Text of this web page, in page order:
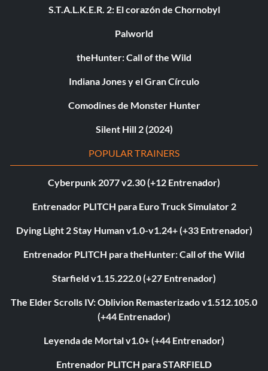
S.T.A.L.K.E.R. 2: El corazón de Chornobyl
Palworld
theHunter: Call of the Wild
Indiana Jones y el Gran Círculo
Comodines de Monster Hunter
Silent Hill 2 (2024)
POPULAR TRAINERS
Cyberpunk 2077 v2.30 (+12 Entrenador)
Entrenador PLITCH para Euro Truck Simulator 2
Dying Light 2 Stay Human v1.0-v1.24+ (+33 Entrenador)
Entrenador PLITCH para theHunter: Call of the Wild
Starfield v1.15.222.0 (+27 Entrenador)
The Elder Scrolls IV: Oblivion Remasterizado v1.512.105.0
(+44 Entrenador)
Leyenda de Mortal v1.0+ (+44 Entrenador)
Entrenador PLITCH para STARFIELD